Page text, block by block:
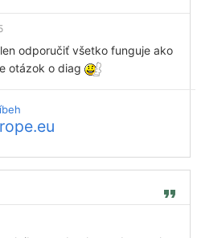
odporučiť všetko funguje ako
otázok o diag